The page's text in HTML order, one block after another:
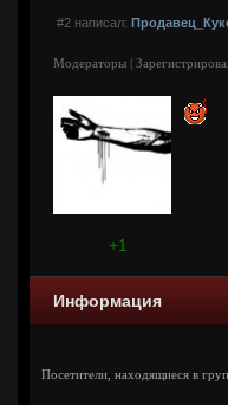
#2 написал:
Модераторы |
+1
Информация
Посетители, находящиеся в